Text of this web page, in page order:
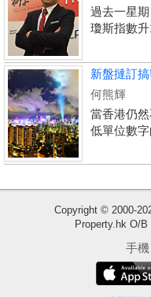
收
過去一星
瓊斯指數
新盤撻訂
何熊輝
當香港仍
低單位數
Copyright © 2000-
Property.hk O/
手